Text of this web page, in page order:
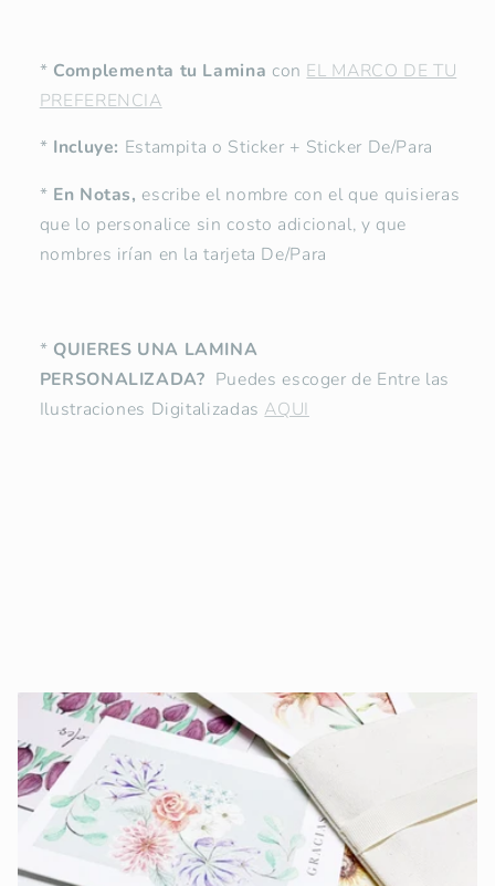
* Complementa tu Lamina con EL MARCO DE TU
PREFERENCIA
* Incluye: Estampita o Sticker + Sticker De/Para
* En Notas, escribe el nombre con el que quisieras
que lo personalice sin costo adicional, y que
nombres irían en la tarjeta De/Para
* QUIERES UNA LAMINA
PERSONALIZADA? Puedes escoger de Entre las
Ilustraciones Digitalizadas AQUI